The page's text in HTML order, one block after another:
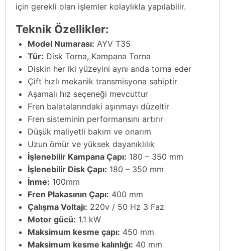
için gerekli olan işlemler kolaylıkla yapılabilir.
Teknik Özellikler:
Model Numarası: AYV T35
Tür: Disk Torna, Kampana Torna
Diskin her iki yüzeyini aynı anda torna eder
Çift hızlı mekanik transmisyona sahiptir
Aşamalı hız seçeneği mevcuttur
Fren balatalarındaki aşınmayı düzeltir
Fren sisteminin performansını artırır
Düşük maliyetli bakım ve onarım
Uzun ömür ve yüksek dayanıklılık
İşlenebilir Kampana Çapı: 180 – 350 mm
İşlenebilir Disk Çapı: 180 – 350 mm
İnme: 100mm
Fren Plakasının Çapı: 400 mm
Çalışma Voltajı: 220v / 50 Hz 3 Faz
Motor gücü: 1.1 kW
Maksimum kesme çapı: 450 mm
Maksimum kesme kalınlığı: 40 mm